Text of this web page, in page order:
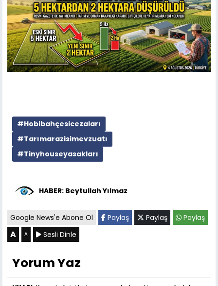
#Hobibahçesicezaları
#Tarımarazisimevzuatı
#Tinyhouseyasakları
HABER: Beytullah Yılmaz
Google News'e Abone Ol Paylaş Paylaş Paylaş
A A Sesli Dinle
Yorum Yaz